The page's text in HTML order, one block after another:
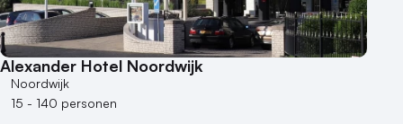
100 - 250 personen
250 - 500 personen
500+ personen
Bijzondere locaties
Alexander Hotel Noordwijk
Noordwijk
15 - 140 personen